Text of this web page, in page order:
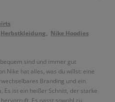
Herbstkleidung
Nike Hoodies
sind und immer gut
Nike hat alles, was du willst: eine
Branding und ein
Es ist ein heißer Schnitt, der starke
Es passt sowohl zu